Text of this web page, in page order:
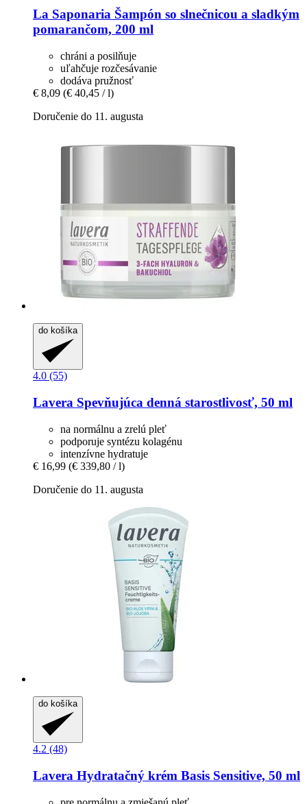
La Saponaria Šampón so slnečnicou a sladkým
pomarančom, 200 ml
chráni a posilňuje
uľahčuje rozčesávanie
dodáva pružnosť
€ 8,09 (€ 40,45 / l)
Doručenie do 11. augusta
do košíka
4.0 (55)
Lavera Spevňujúca denná starostlivosť, 50 ml
na normálnu a zrelú pleť
podporuje syntézu kolagénu
intenzívne hydratuje
€ 16,99 (€ 339,80 / l)
Doručenie do 11. augusta
do košíka
4.2 (48)
Lavera Hydratačný krém Basis Sensitive, 50 ml